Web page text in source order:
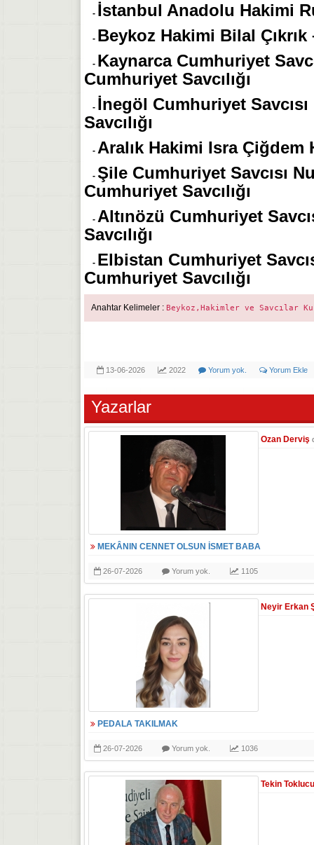
- İstanbul Anadolu Hakimi
- Beykoz Hakimi Bilal
- Kaynarca Cumhuriyet
Cumhuriyet Savcılığı
- İnegöl Cumhuriyet
Savcılığı
- Aralık Hakimi Isra Çiğdem
- Şile Cumhuriyet Savcısı
Cumhuriyet Savcılığı
- Altınözü Cumhuriyet
Savcılığı
- Elbistan Cumhuriyet
Cumhuriyet Savcılığı
Anahtar Kelimeler : Beykoz,Hakimler ve Savcılar
13-06-2026 2022 Yorum yok. Yorum Ekle
Yazarlar
Ozan Derviş
MEKÂNIN CENNET OLSUN İSMET BABA
26-07-2026 Yorum yok. 1105
Neyir Erkan
PEDALA TAKILMAK
26-07-2026 Yorum yok. 1036
Tekin